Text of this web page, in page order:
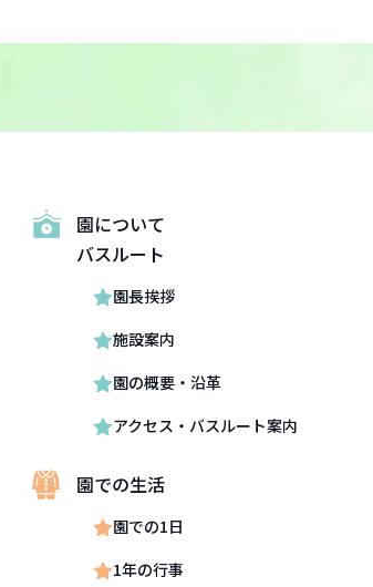
園について
バスルート
園長挨拶
施設案内
園の概要・沿革
アクセス・バスルート案内
園での生活
園での1日
1年の行事